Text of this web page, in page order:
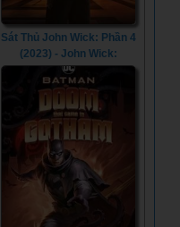
Sát Thủ John Wick: Phần 4
(2023) - John Wick:
Chapter 4 (2023)